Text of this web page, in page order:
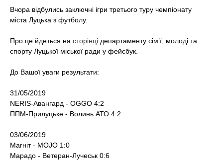
S
p
o
Вчора відбулись заключні ігри третього туру чемпіонату
міста Луцька з футболу.
Про це йдеться на сторінці департаменту сім’ї, молоді та
спорту Луцької міської ради у фейсбук.
До Вашої уваги результати:
31/05/2019
NERIS-Авангард - OGGO 4:2
ППМ-Прилуцьке - Волинь АТО 4:2
03/06/2019
Магніт - MOJO 1:0
Марадо - Ветеран-Лучеськ 0:6